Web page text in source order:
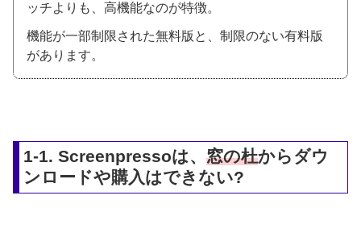
ッチよりも、高機能なのが特徴。
機能が一部制限された無料版と、制限のない有料版
があります。
1-1. Screenpressoは、窓の杜からダウ
ンロードや購入はできない?